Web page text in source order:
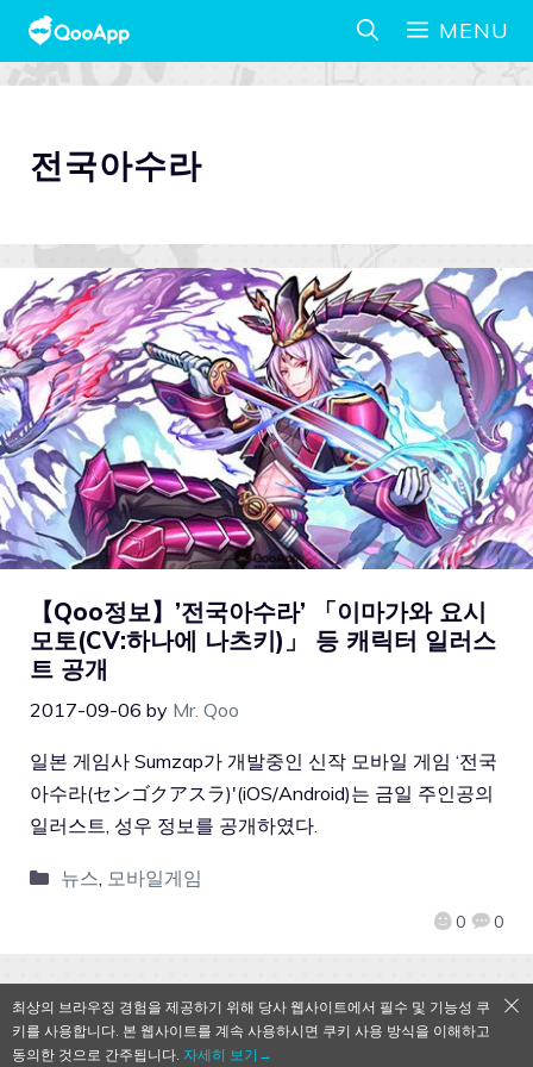
MENU
전국아수라
【Qoo정보】’전국아수라’ 「이마가와 요시
모토(CV:하나에 나츠키)」 등 캐릭터 일러스
트 공개
2017-09-06 by Mr. Qoo
0 0
일본 게임사 Sumzap가 개발중인 신작 모바일 게임 ‘전국
아수라(センゴクアスラ)'(iOS/Android)는 금일 주인공의
일러스트, 성우 정보를 공개하였다.
뉴스, 모바일게임
QooApp Limited © 2026
최상의 브라우징 경험을 제공하기 위해 당사 웹사이트에서 필수 및 기능성 쿠
키를 사용합니다. 본 웹사이트를 계속 사용하시면 쿠키 사용 방식을 이해하고
동의한 것으로 간주됩니다. 자세히 보기→